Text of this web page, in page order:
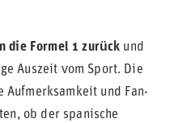
die Formel 1 zurück und
Auszeit vom Sport. Die
und Fan-
ob der spanische